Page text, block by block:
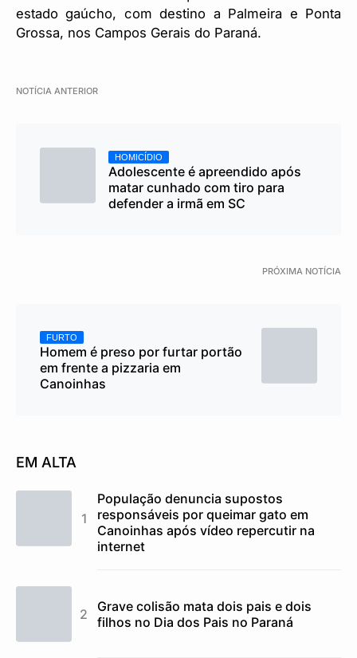
estado gaúcho, com destino a Palmeira e Ponta
Grossa, nos Campos Gerais do Paraná.
NOTÍCIA ANTERIOR
HOMICÍDIO
Adolescente é apreendido após
matar cunhado com tiro para
defender a irmã em SC
PRÓXIMA NOTÍCIA
FURTO
Homem é preso por furtar portão
em frente a pizzaria em
Canoinhas
EM ALTA
População denuncia supostos
responsáveis por queimar gato em
Canoinhas após vídeo repercutir na
internet
Grave colisão mata dois pais e dois
filhos no Dia dos Pais no Paraná